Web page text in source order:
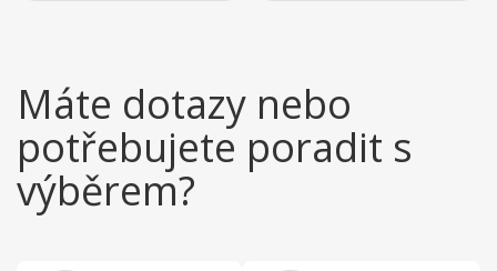
Máte dotazy nebo
potřebujete poradit s
výběrem?